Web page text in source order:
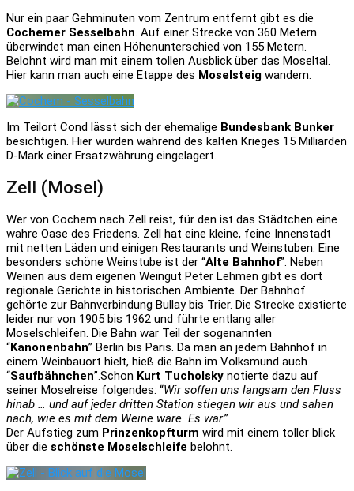
Nur ein paar Gehminuten vom Zentrum entfernt gibt es die
Cochemer Sesselbahn. Auf einer Strecke von 360 Metern
überwindet man einen Höhenunterschied von 155 Metern.
Belohnt wird man mit einem tollen Ausblick über das Moseltal.
Hier kann man auch eine Etappe des Moselsteig wandern.
Im Teilort Cond lässt sich der ehemalige Bundesbank Bunker
besichtigen. Hier wurden während des kalten Krieges 15 Milliarden
D-Mark einer Ersatzwährung eingelagert.
Zell (Mosel)
Wer von Cochem nach Zell reist, für den ist das Städtchen eine
wahre Oase des Friedens. Zell hat eine kleine, feine Innenstadt
mit netten Läden und einigen Restaurants und Weinstuben. Eine
besonders schöne Weinstube ist der “Alte Bahnhof”. Neben
Weinen aus dem eigenen Weingut Peter Lehmen gibt es dort
regionale Gerichte in historischen Ambiente. Der Bahnhof
gehörte zur Bahnverbindung Bullay bis Trier. Die Strecke existierte
leider nur von 1905 bis 1962 und führte entlang aller
Moselschleifen. Die Bahn war Teil der sogenannten
“Kanonenbahn” Berlin bis Paris. Da man an jedem Bahnhof in
einem Weinbauort hielt, hieß die Bahn im Volksmund auch
“Saufbähnchen”.Schon Kurt Tucholsky notierte dazu auf
seiner Moselreise folgendes: “Wir soffen uns langsam den Fluss
hinab … und auf jeder dritten Station stiegen wir aus und sahen
nach, wie es mit dem Weine wäre. Es war.”
Der Aufstieg zum Prinzenkopfturm wird mit einem toller blick
über die schönste Moselschleife belohnt.